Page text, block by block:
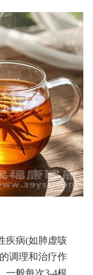
疾病(如肺虚咳
调理和治疗作
般每次3-4根。